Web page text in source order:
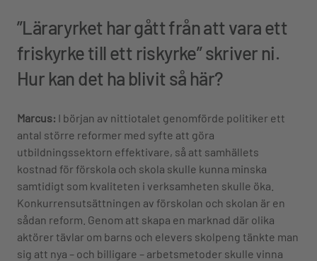
”Läraryrket har gått från att vara ett
friskyrke till ett riskyrke” skriver ni.
Hur kan det ha blivit så här?
Marcus: I början av nittiotalet genomförde politiker ett
antal större reformer med syfte att göra
utbildningssektorn effektivare, så att samhällets
kostnad för förskola och skola skulle kunna minska
samtidigt som kvaliteten i verksamheten skulle öka.
Konkurrensutsättningen av förskolan och skolan är en
sådan reform. Genom att skapa en marknad där olika
aktörer tävlar om barns och elevers skolpeng tänkte man
sig att nya – och billigare – arbetsmetoder skulle vinna